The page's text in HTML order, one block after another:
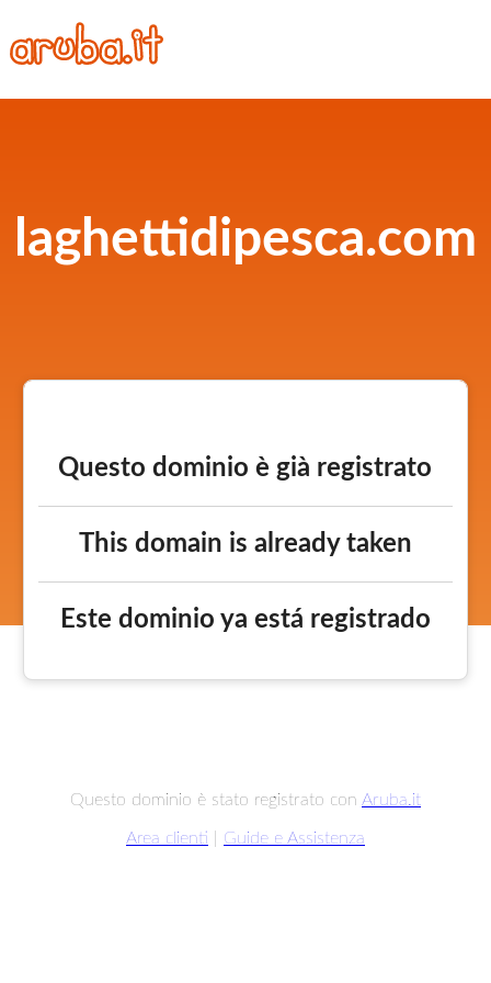
laghettidipesca.com
Questo dominio è già registrato
This domain is already taken
Este dominio ya está registrado
Questo dominio è stato registrato con Aruba.it
Area clienti Guide e Assistenza